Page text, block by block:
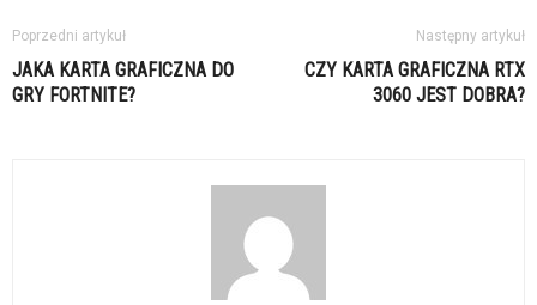
Poprzedni artykuł
JAKA KARTA GRAFICZNA DO
GRY FORTNITE?
Następny artykuł
CZY KARTA GRAFICZNA RTX
3060 JEST DOBRA?